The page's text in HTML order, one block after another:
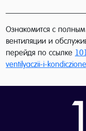
Ознакомится с
вентиляции и
перейдя по ссылке
ventilyaczii-i-